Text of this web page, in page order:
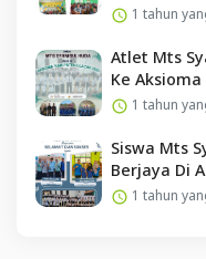
1 tahun
Atlet Mts
Ke
1 tahun
Siswa Mts
Berjaya Di
1 tahun